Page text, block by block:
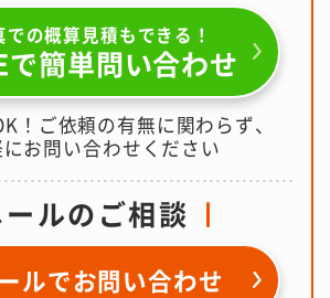
での概算見積もできる！
で簡単問い合わせ
！ご依頼の有無に関わらず、
お問い合わせください
ールのご相談
ルでお問い合わせ